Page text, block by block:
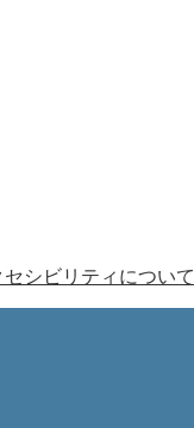
セシビリティについて